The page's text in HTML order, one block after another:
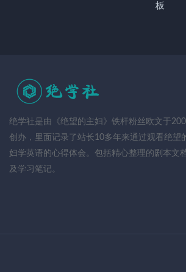
板
绝学社是由《绝望的主妇》铁杆粉丝欧文于
创办，里面记录了站长10多年来通过观看绝望
妇学英语的心得体会。包括精心整理的剧本文
及学习笔记。